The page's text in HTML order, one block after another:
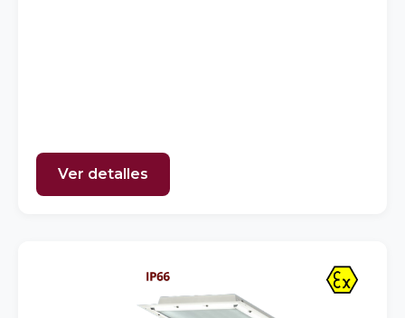
Ver detalles